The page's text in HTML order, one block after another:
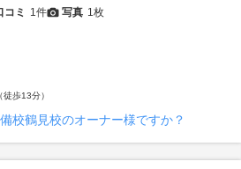
コミ 1件 写真 1枚
歩13分）
校鶴見校のオーナー様ですか？